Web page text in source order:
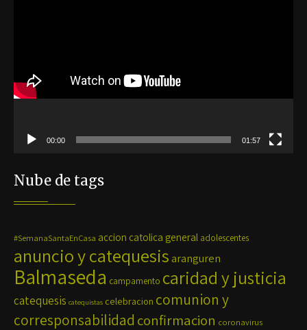
00:00 01:57
Nube de tags
#SemanaSantaEnCasa accion catolica general adolescentes
anuncio y catequesis aranguren
Balmaseda campamento caridad y justicia
catequesis catequistas celebracion comunion y
corresponsabilidad confirmacion coronavirus